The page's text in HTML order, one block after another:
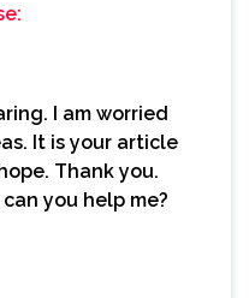
I am worried
It is your article
Thank you.
you help me?